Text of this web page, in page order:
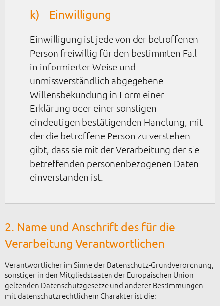
k) Einwilligung
Einwilligung ist jede von der betroffenen
Person freiwillig für den bestimmten Fall
in informierter Weise und
unmissverständlich abgegebene
Willensbekundung in Form einer
Erklärung oder einer sonstigen
eindeutigen bestätigenden Handlung, mit
der die betroffene Person zu verstehen
gibt, dass sie mit der Verarbeitung der sie
betreffenden personenbezogenen Daten
einverstanden ist.
2. Name und Anschrift des für die
Verarbeitung Verantwortlichen
Verantwortlicher im Sinne der Datenschutz-Grundverordnung,
sonstiger in den Mitgliedstaaten der Europäischen Union
geltenden Datenschutzgesetze und anderer Bestimmungen
mit datenschutzrechtlichem Charakter ist die: